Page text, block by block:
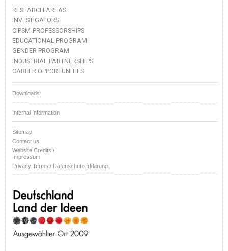
RESEARCH AREAS
INVESTIGATORS
CIPSM-PROFESSORSHIPS
EDUCATIONAL PROGRAM
GENDER PROGRAM
INDUSTRIAL PARTNERSHIPS
CAREER OPPORTUNITIES
Downloads
Internal Information
Sitemap
Contact us
Website Credits /
Impressum
Privacy Terms / Datenschutzerklärung